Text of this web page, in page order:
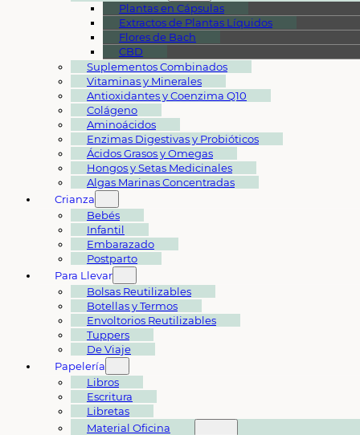
Plantas en Cápsulas
Extractos de Plantas Líquidos
Flores de Bach
CBD
Suplementos Combinados
Vitaminas y Minerales
Antioxidantes y Coenzima Q10
Colágeno
Aminoácidos
Enzimas Digestivas y Probióticos
Ácidos Grasos y Omegas
Hongos y Setas Medicinales
Algas Marinas Concentradas
Crianza
Bebés
Infantil
Embarazado
Postparto
Para Llevar
Bolsas Reutilizables
Botellas y Termos
Envoltorios Reutilizables
Tuppers
De Viaje
Papelería
Libros
Escritura
Libretas
Material Oficina